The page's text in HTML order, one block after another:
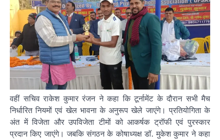
वहीं सचिव राकेश कुमार रंजन ने कहा कि टूर्नामेंट के दौरान सभी मैच
निर्धारित नियमों एवं खेल भावना के अनुरूप खेले जाएंगे। प्रतियोगिता के
अंत में विजेता और उपविजेता टीमों को आकर्षक ट्रॉफी एवं पुरस्कार
प्रदान किए जाएंगे। जबकि संगठन के कोषाध्यक्ष डॉ. मुकेश कुमार ने कहा